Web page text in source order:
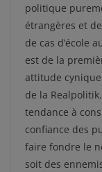
politique
étrangères et
de cas d’école
est de la
attitude
de la
tendance à
confiance des
faire fondre le
soit des